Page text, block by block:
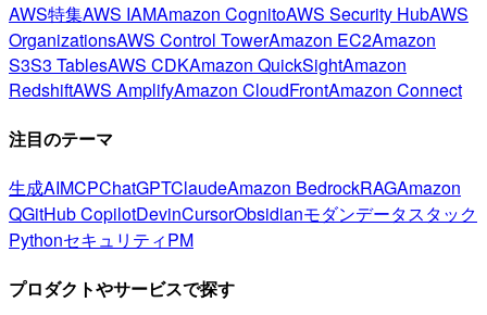
AWS特集AWS IAMAmazon CognitoAWS Security HubAWS
OrganizationsAWS Control TowerAmazon EC2Amazon
S3S3 TablesAWS CDKAmazon QuickSightAmazon
RedshiftAWS AmplifyAmazon CloudFrontAmazon Connect
注目のテーマ
生成AIMCPChatGPTClaudeAmazon BedrockRAGAmazon
QGitHub CopilotDevinCursorObsidianモダンデータスタック
PythonセキュリティPM
プロダクトやサービスで探す